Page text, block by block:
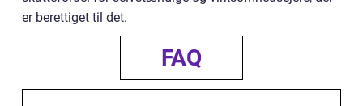
er berettiget til det.
FAQ